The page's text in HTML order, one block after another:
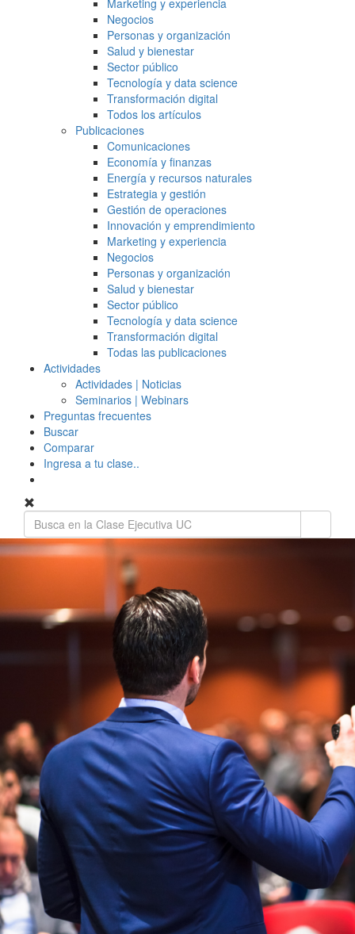
Marketing y experiencia
Negocios
Personas y organización
Salud y bienestar
Sector público
Tecnología y data science
Transformación digital
Todos los artículos
Publicaciones
Comunicaciones
Economía y finanzas
Energía y recursos naturales
Estrategia y gestión
Gestión de operaciones
Innovación y emprendimiento
Marketing y experiencia
Negocios
Personas y organización
Salud y bienestar
Sector público
Tecnología y data science
Transformación digital
Todas las publicaciones
Actividades
Actividades | Noticias
Seminarios | Webinars
Preguntas frecuentes
Buscar
Comparar
Ingresa a tu clase..